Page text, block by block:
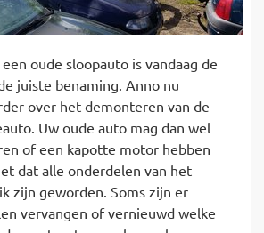
oude sloopauto is vandaag de
juiste benaming. Anno nu
over het demonteren van de
Uw oude auto mag dan wel
of een kapotte motor hebben
dat alle onderdelen van het
zijn geworden. Soms zijn er
vervangen of vernieuwd welke